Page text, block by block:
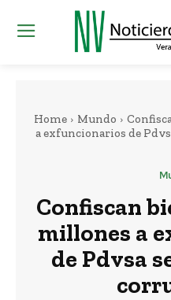
Home Mundo
a exfuncionarios de
Confiscan
millones a
de Pdvsa